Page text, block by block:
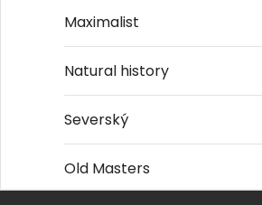
Maximalist
Natural history
Severský
Old Masters